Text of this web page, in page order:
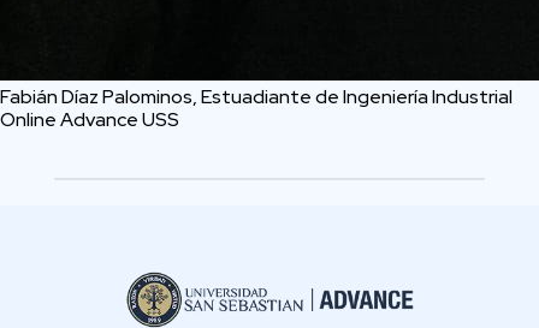
Fabián Díaz Palominos, Estuadiante de Ingeniería Industrial
Online Advance USS